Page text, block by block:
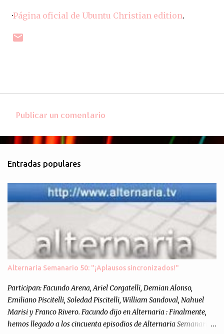
·Página oficial de Ubuntu Christian edition.
o
e
n
t
o
s
Publicar un comentario
Entradas populares
Alternaria Semanario 50: "¡Aplausos sincronizados!"
Participan: Facundo Arena, Ariel Corgatelli, Demian Alonso,
Emiliano Piscitelli, Soledad Piscitelli, William Sandoval, Nahuel
Marisi y Franco Rivero. Facundo dijo en Alternaria : Finalmente,
hemos llegado a los cincuenta episodios de Alternaria Semanario.